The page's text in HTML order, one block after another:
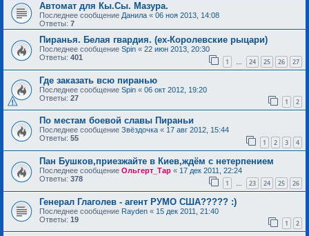
Автомат для Кы.Сы. Мазура.
Последнее сообщение Данила « 06 ноя 2013, 14:08
Ответы: 7
Пиранья. Белая гвардия. (ex-Королевские рыцари)
Последнее сообщение Spin « 22 июн 2013, 20:30
Ответы: 401 1 … 24 25 26 27
Где заказать всю пиранью
Последнее сообщение Spin « 06 окт 2012, 19:20
Ответы: 27 1 2
По местам боевой славы Пираньи
Последнее сообщение Звёздочка « 17 авг 2012, 15:44
Ответы: 55 1 2 3 4
Пан Бушков,приезжайте в Киев,ждём с нетерпением
Последнее сообщение Ольгерт_Тар « 17 дек 2011, 22:24
Ответы: 378 1 … 23 24 25 26
Генерал Глаголев - агент РУМО США????? :)
Последнее сообщение Rayden « 15 дек 2011, 21:40
Ответы: 19 1 2